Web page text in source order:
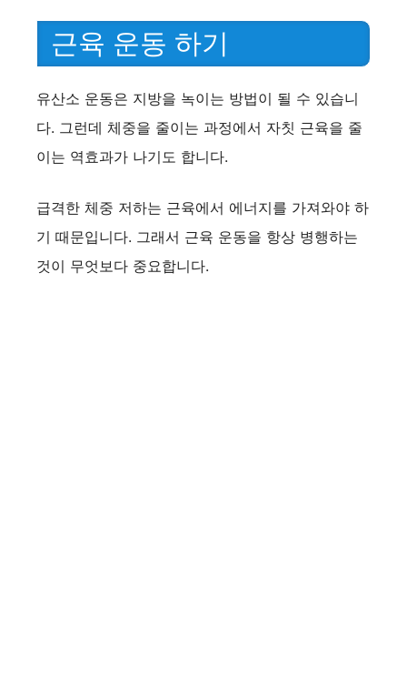
근육 운동 하기
유산소 운동은 지방을 녹이는 방법이 될 수 있습니
다. 그런데 체중을 줄이는 과정에서 자칫 근육을 줄
이는 역효과가 나기도 합니다.
급격한 체중 저하는 근육에서 에너지를 가져와야 하
기 때문입니다. 그래서 근육 운동을 항상 병행하는
것이 무엇보다 중요합니다.